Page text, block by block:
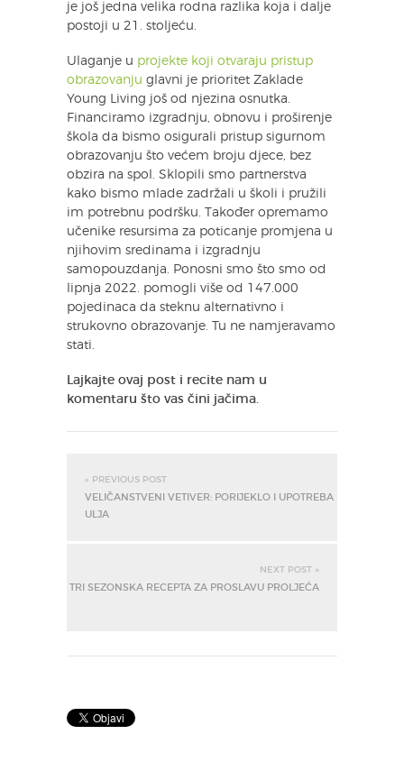
je još jedna velika rodna razlika koja i dalje
postoji u 21. stoljeću.
Ulaganje u projekte koji otvaraju pristup
obrazovanju glavni je prioritet Zaklade
Young Living još od njezina osnutka.
Financiramo izgradnju, obnovu i proširenje
škola da bismo osigurali pristup sigurnom
obrazovanju što većem broju djece, bez
obzira na spol. Sklopili smo partnerstva
kako bismo mlade zadržali u školi i pružili
im potrebnu podršku. Također opremamo
učenike resursima za poticanje promjena u
njihovim sredinama i izgradnju
samopouzdanja. Ponosni smo što smo od
lipnja 2022. pomogli više od 147.000
pojedinaca da steknu alternativno i
strukovno obrazovanje. Tu ne namjeravamo
stati.
Lajkajte ovaj post i recite nam u
komentaru što vas čini jačima.
« PREVIOUS POST
VELIČANSTVENI VETIVER: PORIJEKLO I UPOTREBA
ULJA
NEXT POST »
TRI SEZONSKA RECEPTA ZA PROSLAVU PROLJEĆA